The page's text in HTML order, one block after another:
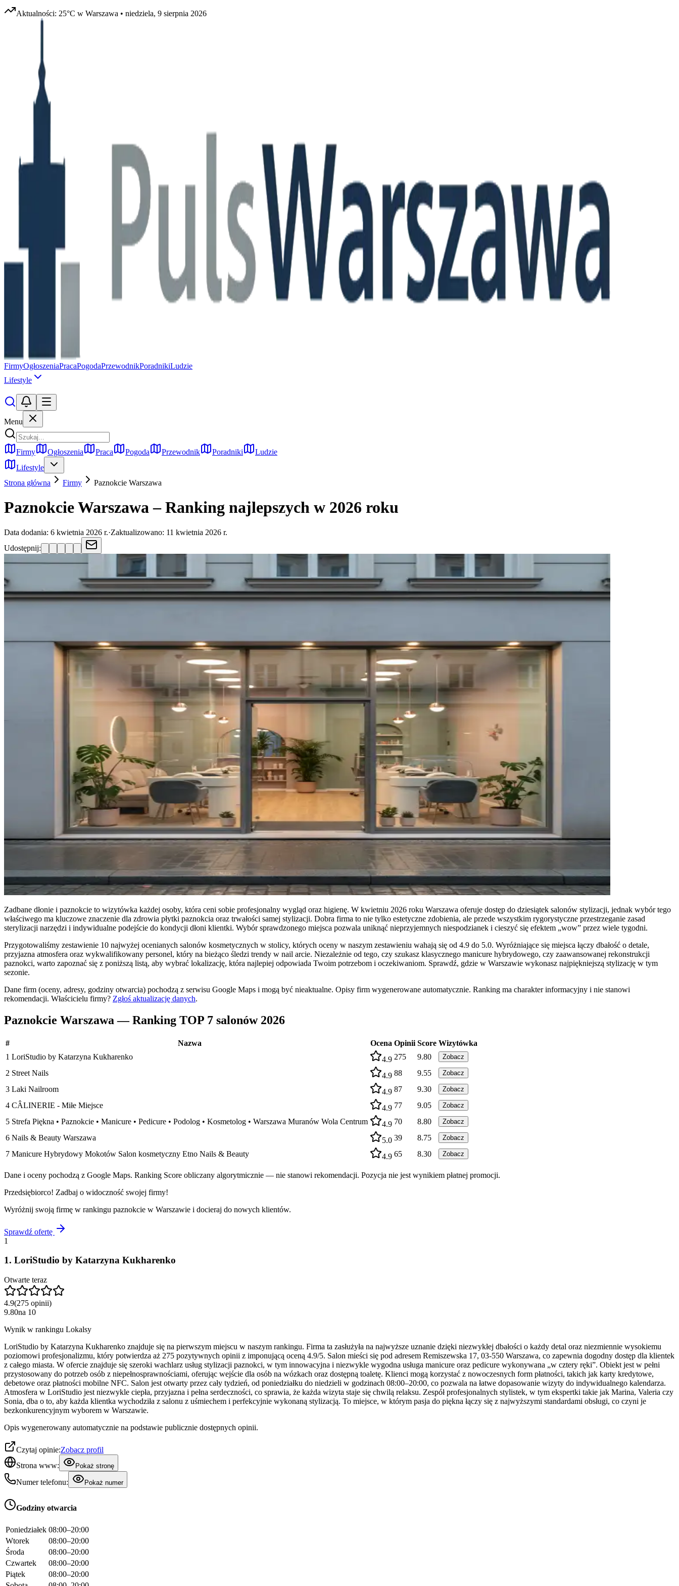
Aktualności: 25°C w Warszawa • niedziela, 9 sierpnia 2026
FirmyOgłoszeniaPracaPogodaPrzewodnikPoradnikiLudzie
Lifestyle
Menu
Firmy Ogłoszenia Praca Pogoda Przewodnik Poradniki
Ludzie
Lifestyle
Strona główna
Firmy Paznokcie Warszawa
Paznokcie Warszawa – Ranking najlepszych w 2026 roku
Data dodania: 6 kwietnia 2026 r.·Zaktualizowano: 11 kwietnia 2026 r.
Udostępnij:
Zadbane dłonie i paznokcie to wizytówka każdej osoby, która ceni sobie profesjonalny wygląd oraz higienę. W kwietniu 2026 roku Warszawa oferuje dostęp do dziesiątek salonów stylizacji, jednak wybór tego
właściwego ma kluczowe znaczenie dla zdrowia płytki paznokcia oraz trwałości samej stylizacji. Dobra firma to nie tylko estetyczne zdobienia, ale przede wszystkim rygorystyczne przestrzeganie zasad
sterylizacji narzędzi i indywidualne podejście do kondycji dłoni klientki. Wybór sprawdzonego miejsca pozwala uniknąć nieprzyjemnych niespodzianek i cieszyć się efektem „wow” przez wiele tygodni.
Przygotowaliśmy zestawienie 10 najwyżej ocenianych salonów kosmetycznych w stolicy, których oceny w naszym zestawieniu wahają się od 4.9 do 5.0. Wyróżniające się miejsca łączy dbałość o detale,
przyjazna atmosfera oraz wykwalifikowany personel, który na bieżąco śledzi trendy w nail arcie. Niezależnie od tego, czy szukasz klasycznego manicure hybrydowego, czy zaawansowanej rekonstrukcji
paznokci, warto zapoznać się z poniższą listą, aby wybrać lokalizację, która najlepiej odpowiada Twoim potrzebom i oczekiwaniom. Sprawdź, gdzie w Warszawie wykonasz najpiękniejszą stylizację w tym
sezonie.
Dane firm (oceny, adresy, godziny otwarcia) pochodzą z serwisu Google Maps i mogą być nieaktualne. Opisy firm wygenerowane automatycznie. Ranking ma charakter informacyjny i nie stanowi
rekomendacji. Właścicielu firmy? Zgłoś aktualizację danych.
Paznokcie Warszawa — Ranking TOP 7 salonów 2026
# Nazwa Ocena Opinii Score Wizytówka
1 LoriStudio by Katarzyna Kukharenko 4.9 275 9.80 Zobacz
2 Street Nails 4.9 88 9.55 Zobacz
3 Laki Nailroom 4.9 87 9.30 Zobacz
4 CÂLINERIE - Miłe Miejsce 4.9 77 9.05 Zobacz
5 Strefa Piękna • Paznokcie • Manicure • Pedicure • Podolog • Kosmetolog • Warszawa Muranów Wola Centrum 4.9 70 8.80 Zobacz
6 Nails & Beauty Warszawa 5.0 39 8.75 Zobacz
7 Manicure Hybrydowy Mokotów Salon kosmetyczny Etno Nails & Beauty 4.9 65 8.30 Zobacz
Dane i oceny pochodzą z Google Maps. Ranking Score obliczany algorytmicznie — nie stanowi rekomendacji. Pozycja nie jest wynikiem płatnej promocji.
Przedsiębiorco! Zadbaj o widoczność swojej firmy!
Wyróżnij swoją firmę w rankingu paznokcie w Warszawie i docieraj do nowych klientów.
Sprawdź ofertę
1
1. LoriStudio by Katarzyna Kukharenko
Otwarte teraz
4.9(275 opinii)
9.80na 10
Wynik w rankingu Lokalsy
LoriStudio by Katarzyna Kukharenko znajduje się na pierwszym miejscu w naszym rankingu. Firma ta zasłużyła na najwyższe uznanie dzięki niezwykłej dbałości o każdy detal oraz niezmiennie wysokiemu
poziomowi profesjonalizmu, który potwierdza aż 275 pozytywnych opinii z imponującą oceną 4.9/5. Salon mieści się pod adresem Remiszewska 17, 03-550 Warszawa, co zapewnia dogodny dostęp dla klientek
z całego miasta. W ofercie znajduje się szeroki wachlarz usług stylizacji paznokci, w tym innowacyjna i niezwykle wygodna usługa manicure oraz pedicure wykonywana „w cztery ręki”. Obiekt jest w pełni
przystosowany do potrzeb osób z niepełnosprawnościami, oferując wejście dla osób na wózkach oraz dostępną toaletę. Klienci mogą korzystać z nowoczesnych form płatności, takich jak karty kredytowe,
debetowe oraz płatności mobilne NFC. Salon jest otwarty przez cały tydzień, od poniedziałku do niedzieli w godzinach 08:00–20:00, co pozwala na łatwe dopasowanie wizyty do indywidualnego kalendarza.
Atmosfera w LoriStudio jest niezwykle ciepła, przyjazna i pełna serdeczności, co sprawia, że każda wizyta staje się chwilą relaksu. Zespół profesjonalnych stylistek, w tym ekspertki takie jak Marina, Valeria czy
Sonia, dba o to, aby każda klientka wychodziła z salonu z uśmiechem i perfekcyjnie wykonaną stylizacją. To miejsce, w którym pasja do piękna łączy się z najwyższymi standardami obsługi, co czyni je
bezkonkurencyjnym wyborem w Warszawie.
Opis wygenerowany automatycznie na podstawie publicznie dostępnych opinii.
Czytaj opinie:Zobacz profil
Strona www:
Pokaż stronę
Numer telefonu: Pokaż numer
Godziny otwarcia
Poniedziałek 08:00–20:00
Wtorek
08:00–20:00
Środa
08:00–20:00
Czwartek
08:00–20:00
Piątek
08:00–20:00